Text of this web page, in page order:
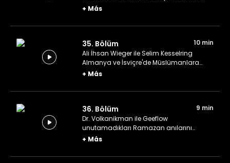
konuşuyor.
+ Más
35. Bölüm
10 min
Ali İhsan Wieger ile Selim Kesselring
Almanya ve İsviçre'de Müslümanlara
bakış üzerine deneyimlerini anlatıyor.
+ Más
36. Bölüm
9 min
Dr. Volkanikman ile Geeflow
unutamadıkları Ramazan anılarını
paylaşıyorlar.
+ Más